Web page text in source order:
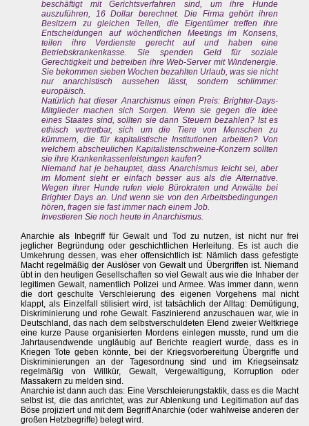
beschäftigt mit Gerichtsverfahren sind, um ihre Hunde
auszuführen, 16 Dollar berechnet. Die Firma gehört ihren
Besitzern zu gleichen Teilen, die Eigentümer treffen ihre
Entscheidungen auf wöchentlichen Meetings im Konsens,
teilen ihre Verdienste gerecht auf und haben eine
Betriebskrankenkasse. Sie spenden Geld für soziale
Gerechtigkeit und betreiben ihre Web-Server mit Windenergie.
Sie bekommen sieben Wochen bezahlten Urlaub, was sie nicht
nur anarchistisch aussehen lässt, sondern schlimmer:
europäisch.
Natürlich hat dieser Anarchismus einen Preis: Brighter-Days-
Mitglieder machen sich Sorgen. Wenn sie gegen die Idee
eines Staates sind, sollten sie dann Steuern bezahlen? Ist es
ethisch vertretbar, sich um die Tiere von Menschen zu
kümmern, die für kapitalistische Institutionen arbeiten? Von
welchem abscheulichen Kapitalistenschweine-Konzern sollten
sie ihre Krankenkassenleistungen kaufen?
Niemand hat je behauptet, dass Anarchismus leicht sei, aber
im Moment sieht er einfach besser aus als die Alternative.
Wegen ihrer Hunde rufen viele Bürokraten und Anwälte bei
Brighter Days an. Und wenn sie von den Arbeitsbedingungen
hören, fragen sie fast immer nach einem Job.
Investieren Sie noch heute in Anarchismus.
Anarchie als Inbegriff für Gewalt und Tod zu nutzen, ist nicht nur frei
jeglicher Begründung oder geschichtlichen Herleitung. Es ist auch die
Umkehrung dessen, was eher offensichtlich ist: Nämlich dass gefestigte
Macht regelmäßig der Auslöser von Gewalt und Übergriffen ist. Niemand
übt in den heutigen Gesellschaften so viel Gewalt aus wie die Inhaber der
legitimen Gewalt, namentlich Polizei und Armee. Was immer dann, wenn
die dort geschulte Verschleierung des eigenen Vorgehens mal nicht
klappt, als Einzelfall stilisiert wird, ist tatsächlich der Alltag: Demütigung,
Diskriminierung und rohe Gewalt. Faszinierend anzuschauen war, wie in
Deutschland, das nach dem selbstverschuldeten Elend zweier Weltkriege
eine kurze Pause organisierten Mordens einlegen musste, rund um die
Jahrtausendwende ungläubig auf Berichte reagiert wurde, dass es in
Kriegen Tote geben könnte, bei der Kriegsvorbereitung Übergriffe und
Diskriminierungen an der Tagesordnung sind und im Kriegseinsatz
regelmäßig von Willkür, Gewalt, Vergewaltigung, Korruption oder
Massakern zu melden sind.
Anarchie ist dann auch das: Eine Verschleierungstaktik, dass es die Macht
selbst ist, die das anrichtet, was zur Ablenkung und Legitimation auf das
Böse projiziert und mit dem Begriff Anarchie (oder wahlweise anderen der
großen Hetzbegriffe) belegt wird.